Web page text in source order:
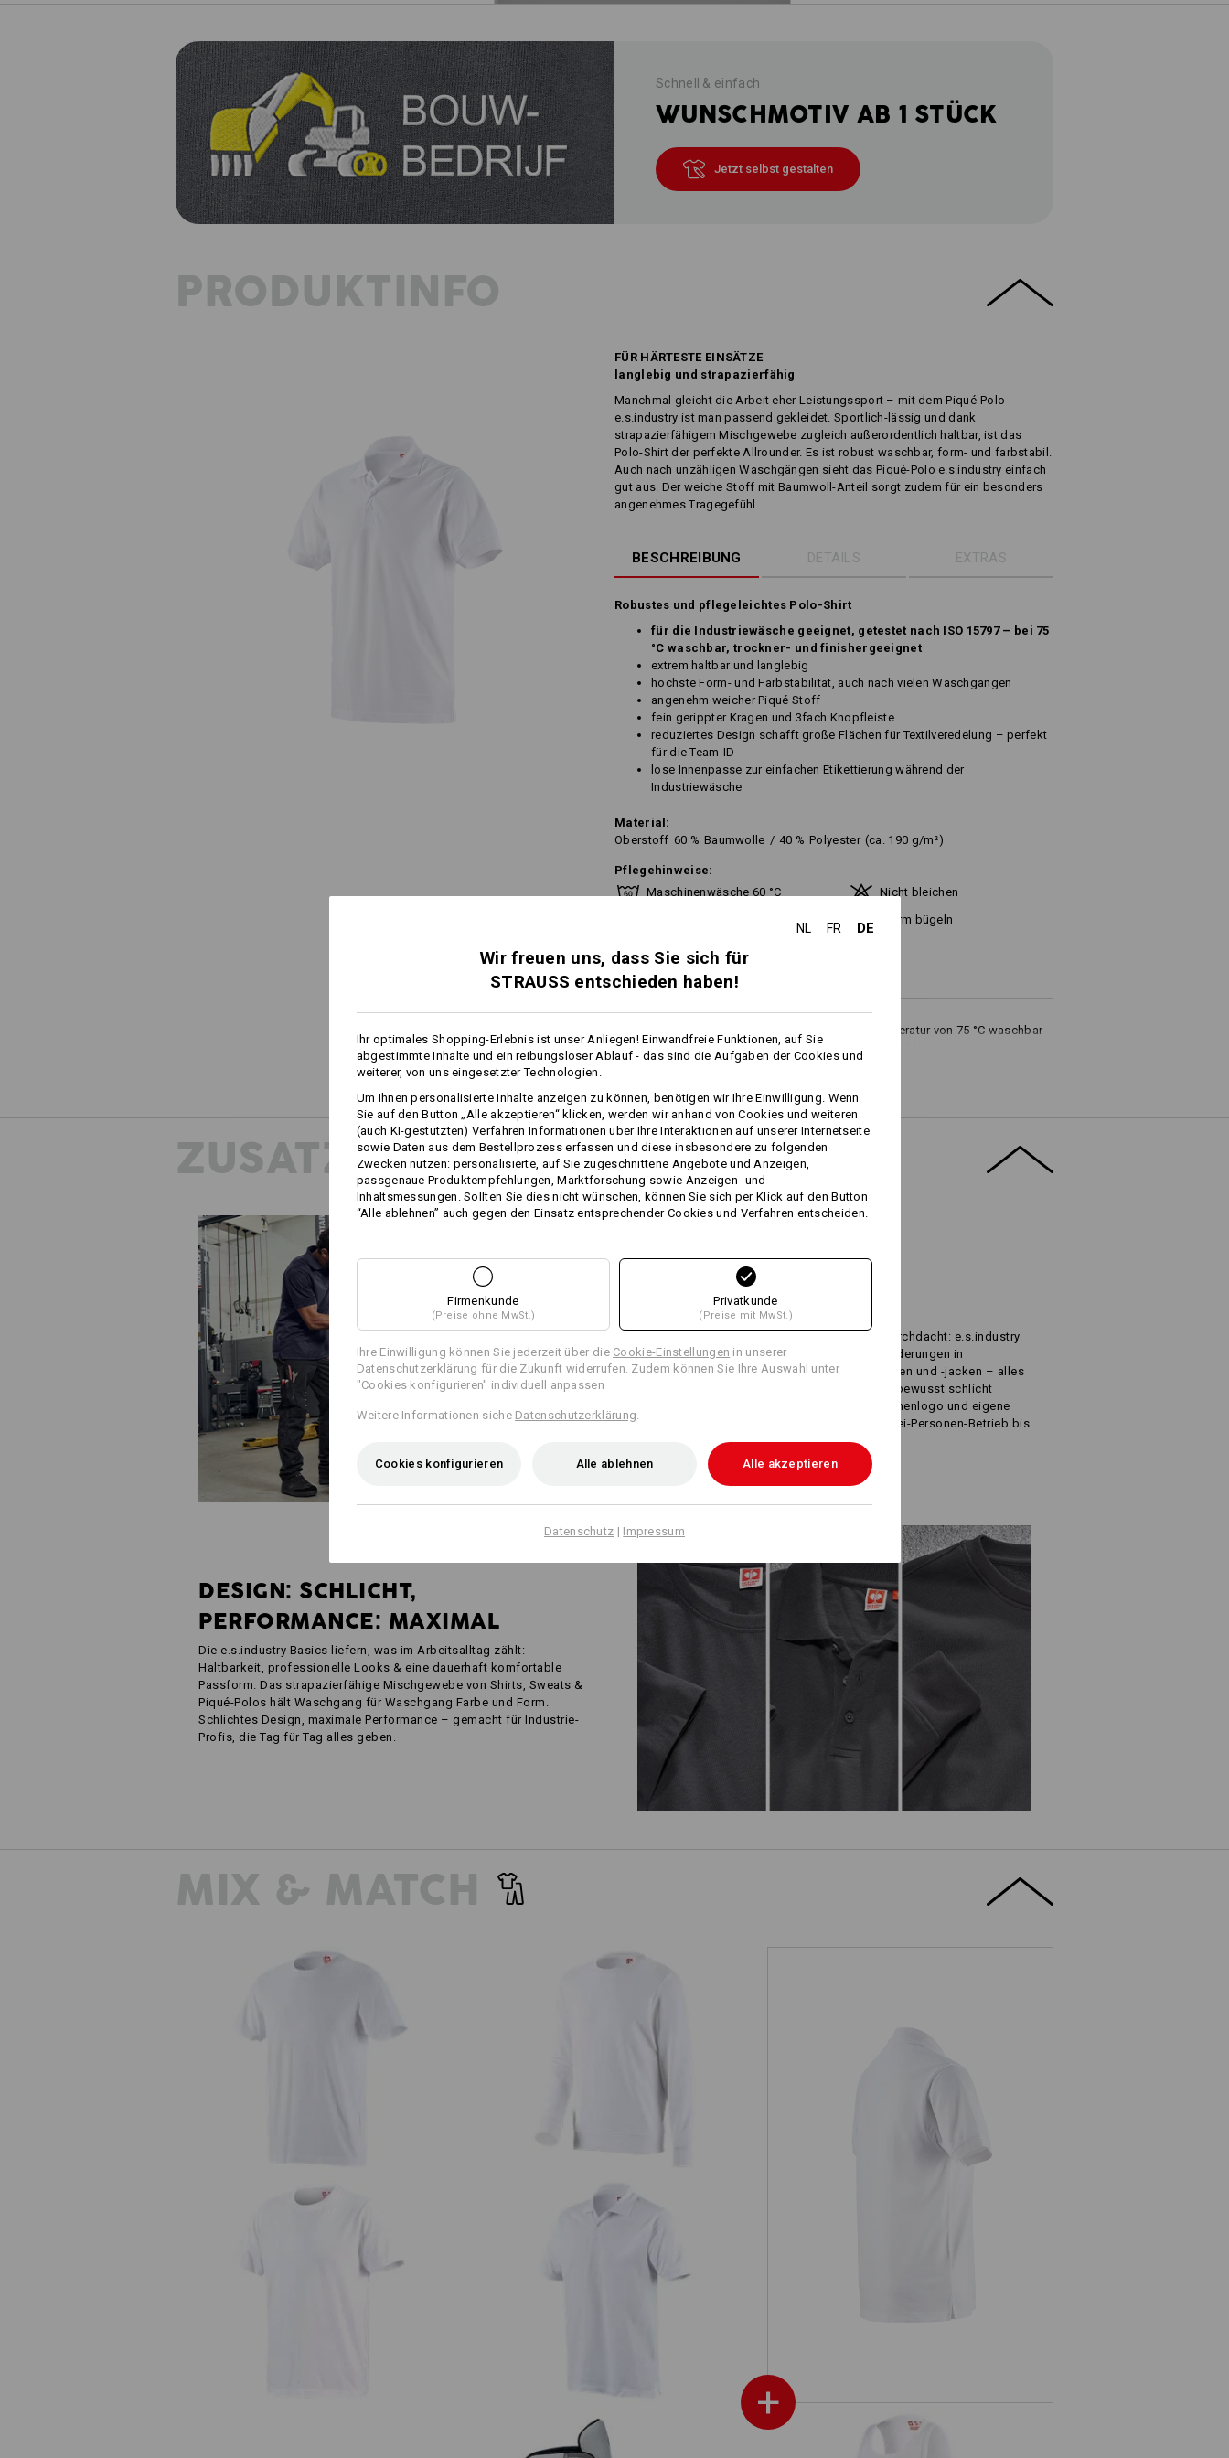
Schnell & einfach
WUNSCHMOTIV AB 1 STÜCK
Jetzt selbst gestalten
PRODUKTINFO
FÜR HÄRTESTE EINSÄTZE
langlebig und strapazierfähig
Manchmal gleicht die Arbeit eher Leistungssport – mit dem Piqué-Polo
e.s.industry ist man passend gekleidet. Sportlich-lässig und dank
strapazierfähigem Mischgewebe zugleich außerordentlich haltbar, ist das
Polo-Shirt der perfekte Allrounder. Es ist robust waschbar, form- und farbstabil.
Auch nach unzähligen Waschgängen sieht das Piqué-Polo e.s.industry einfach
gut aus. Der weiche Stoff mit Baumwoll-Anteil sorgt zudem für ein besonders
angenehmes Tragegefühl.
BESCHREIBUNG DETAILS EXTRAS
Robustes und pflegeleichtes Polo-Shirt
für die Industriewäsche geeignet, getestet nach ISO 15797 – bei 75
°C waschbar, trockner- und finishergeeignet
extrem haltbar und langlebig
höchste Form- und Farbstabilität, auch nach vielen Waschgängen
angenehm weicher Piqué Stoff
fein gerippter Kragen und 3fach Knopfleiste
reduziertes Design schafft große Flächen für Textilveredelung – perfekt
für die Team-ID
lose Innenpasse zur einfachen Etikettierung während der
Industriewäsche
Material:
Oberstoff 60 % Baumwolle / 40 % Polyester (ca. 190 g/m²)
Pflegehinweise:
Maschinenwäsche 60 °C
Nicht bleichen
Warm bügeln
Dieses Kleidungsstück ist bis zur einer Waschtemperatur von 75 °C waschbar
(industrielle Reinigung). Für Haushaltswäsche empfehlen wir eine
Waschtemperatur von 60 °C.
Personalisierung:
Selbst gestalten
ZUSATZINFOS
WORKWEAR FÜR
INDUSTRIEPROFIS
Robust, funktional & bis ins kleinste Detail durchdacht: e.s.industry
ist die Antwort auf die besonderen Herausforderungen in
Industriebetrieben. Shirts, Sweats, Arbeitshosen und -jacken – alles
nach ISO 15797 Industriewäsche geprüft und bewusst schlicht
gehalten. Wenig Nähte, dafür viel Platz für Firmenlogo und eigene
Designs. Ein starker Auftritt für alle – vom Zwei-Personen-Betrieb bis
zum Großunternehmen.
DESIGN: SCHLICHT,
PERFORMANCE: MAXIMAL
Die e.s.industry Basics liefern, was im Arbeitsalltag zählt:
Haltbarkeit, professionelle Looks & eine dauerhaft komfortable
Passform. Das strapazierfähige Mischgewebe von Shirts, Sweats &
Piqué-Polos hält Waschgang für Waschgang Farbe und Form.
Schlichtes Design, maximale Performance – gemacht für Industrie-
Profis, die Tag für Tag alles geben.
MIX & MATCH
+
Sweatshirt e.s.industry
NL FR DE
Wir freuen uns, dass Sie sich für
STRAUSS entschieden haben!
Ihr optimales Shopping-Erlebnis ist unser Anliegen! Einwandfreie Funktionen, auf Sie
abgestimmte Inhalte und ein reibungsloser Ablauf - das sind die Aufgaben der Cookies und
weiterer, von uns eingesetzter Technologien.
Um Ihnen personalisierte Inhalte anzeigen zu können, benötigen wir Ihre Einwilligung. Wenn
Sie auf den Button „Alle akzeptieren“ klicken, werden wir anhand von Cookies und weiteren
(auch KI-gestützten) Verfahren Informationen über Ihre Interaktionen auf unserer Internetseite
sowie Daten aus dem Bestellprozess erfassen und diese insbesondere zu folgenden
Zwecken nutzen: personalisierte, auf Sie zugeschnittene Angebote und Anzeigen,
passgenaue Produktempfehlungen, Marktforschung sowie Anzeigen- und
Inhaltsmessungen. Sollten Sie dies nicht wünschen, können Sie sich per Klick auf den Button
“Alle ablehnen” auch gegen den Einsatz entsprechender Cookies und Verfahren entscheiden.
Firmenkunde
(Preise ohne MwSt.)
Privatkunde
(Preise mit MwSt.)
Ihre Einwilligung können Sie jederzeit über die Cookie-Einstellungen in unserer
Datenschutzerklärung für die Zukunft widerrufen. Zudem können Sie Ihre Auswahl unter
"Cookies konfigurieren" individuell anpassen
Weitere Informationen siehe Datenschutzerklärung
Cookies konfigurieren Alle ablehnen Alle akzeptieren
Datenschutz | Impressum